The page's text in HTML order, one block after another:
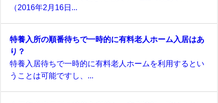
（2016年2月16日...
特養入所の順番待ちで一時的に有料老人ホーム入居はあ
り？
特養入居待ちで一時的に有料老人ホームを利用するとい
うことは可能ですし、...